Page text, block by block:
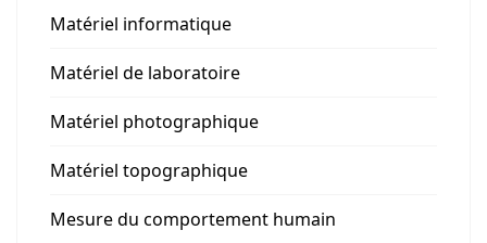
Matériel informatique
Matériel de laboratoire
Matériel photographique
Matériel topographique
Mesure du comportement humain